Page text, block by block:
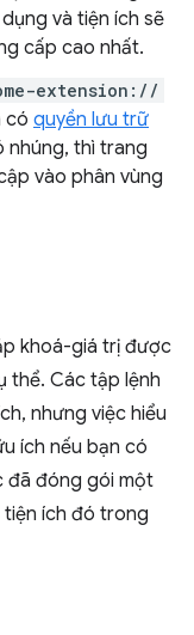
và tiện ích sẽ
cấp cao nhất.
extension://
có quyền lưu trữ
nhúng, thì trang
vào phân vùng
khoá-giá trị được
thể. Các tập lệnh
nhưng việc hiểu
ích nếu bạn có
đã đóng gói một
ích đó trong